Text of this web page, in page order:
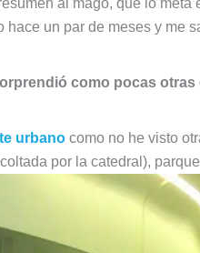
al mago, que lo
hace un par de meses y
como pocas
urbano como no he visto
por la catedral),